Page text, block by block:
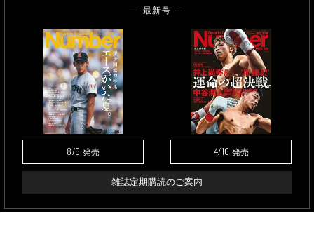
最新号
8/6 発売 4/16 発売
雑誌定期購読のご案内